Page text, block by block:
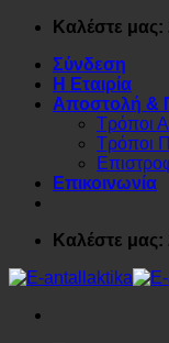
Μετάβαση
περιεχόμενο
Καλέστε μας:
Σύνδεση
Η Εταιρία
Αποστολή &
Τρόποι
Τρόποι
Επικοινωνία
Καλέστε μας: